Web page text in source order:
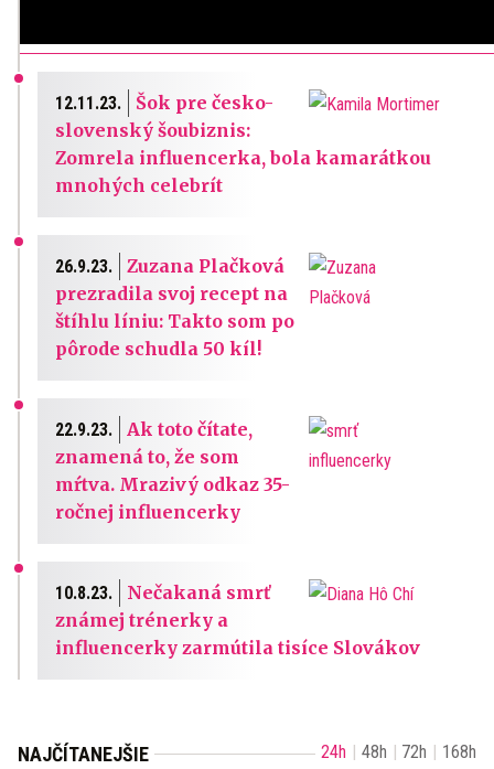
12.11.23.
Šok pre česko-
slovenský šoubiznis:
Zomrela influencerka, bola kamarátkou
mnohých celebrít
26.9.23.
Zuzana Plačková
prezradila svoj recept na
štíhlu líniu: Takto som po
pôrode schudla 50 kíl!
22.9.23.
Ak toto čítate,
znamená to, že som
mŕtva. Mrazivý odkaz 35-
ročnej influencerky
10.8.23.
Nečakaná smrť
známej trénerky a
influencerky zarmútila tisíce Slovákov
NAJČÍTANEJŠIE 24h 48h 72h 168h